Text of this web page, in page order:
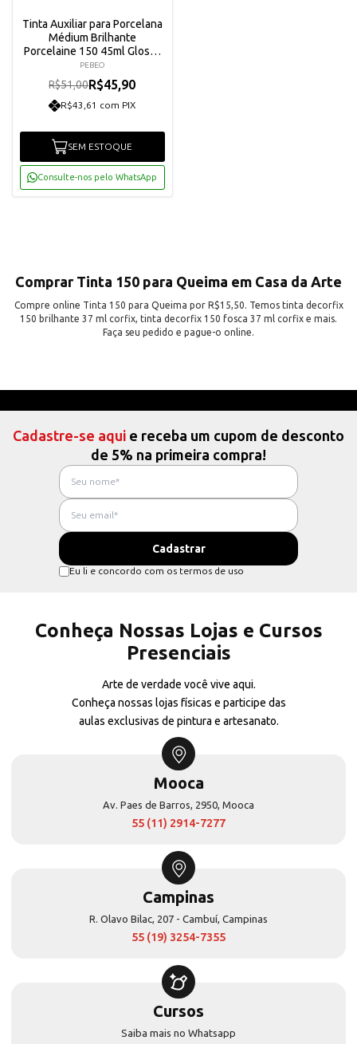
Tinta Auxiliar para Porcelana
Médium Brilhante
Porcelaine 150 45ml Glossy
Medium Pebeo - 038002
PEBEO
R$51,00R$45,90
R$43,61 com PIX
SEM ESTOQUE
Consulte-nos pelo WhatsApp
Comprar Tinta 150 para Queima em Casa da Arte
Compre online Tinta 150 para Queima por R$15,50. Temos tinta decorfix
150 brilhante 37 ml corfix, tinta decorfix 150 fosca 37 ml corfix e mais.
Faça seu pedido e pague-o online.
Cadastre-se aqui e receba um cupom de desconto
de 5% na primeira compra!
Eu li e concordo com os termos de uso
Conheça Nossas Lojas e Cursos
Presenciais
Arte de verdade você vive aqui.
Conheça nossas lojas físicas e participe das
aulas exclusivas de pintura e artesanato.
Mooca
Av. Paes de Barros, 2950, Mooca
55 (11) 2914-7277
Campinas
R. Olavo Bilac, 207 - Cambuí, Campinas
55 (19) 3254-7355
Cursos
Saiba mais no Whatsapp